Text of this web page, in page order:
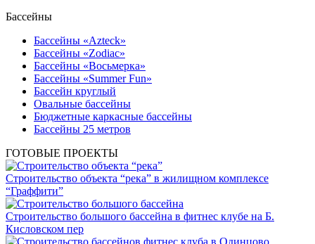
Бассейны
Бассейны «Azteck»
Бассейны «Zodiac»
Бассейны «Восьмерка»
Бассейны «Summer Fun»
Бассейн круглый
Овальные бассейны
Бюджетные каркасные бассейны
Бассейны 25 метров
ГОТОВЫЕ ПРОЕКТЫ
Строительство объекта “река” в жилищном комплексе
“Граффити”
Строительство большого бассейна в фитнес клубе на Б.
Кисловском пер